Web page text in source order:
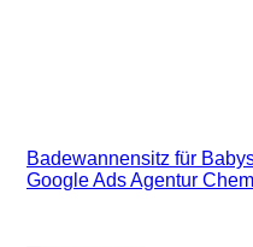
Badewannensitz für
Google Ads Agentur